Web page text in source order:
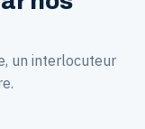
un interlocuteur